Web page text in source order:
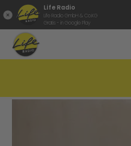
Life Radio
Life Radio GmbH & Co.KG
Gratis - in Google Play